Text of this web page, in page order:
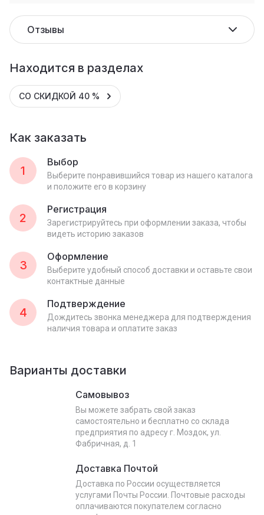
Отзывы
Находится в разделах
СО СКИДКОЙ 40 %
Как заказать
1
Выбор
Выберите понравившийся товар из нашего каталога
и положите его в корзину
2
Регистрация
Зарегистрируйтесь при оформлении заказа, чтобы
видеть историю заказов
3
Оформление
Выберите удобный способ доставки и оставьте свои
контактные данные
4
Подтверждение
Дождитесь звонка менеджера для подтверждения
наличия товара и оплатите заказ
Варианты доставки
Самовывоз
Вы можете забрать свой заказ
самостоятельно и бесплатно со склада
предприятия по адресу г. Моздок, ул.
Фабричная, д. 1
Доставка Почтой
Доставка по России осуществляется
услугами Почты России. Почтовые расходы
оплачиваются покупателем согласно